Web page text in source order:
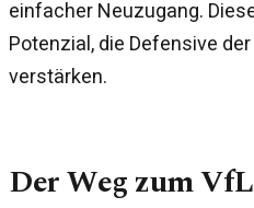
einfacher Neuzugang.
Potenzial, die Defensive
verstärken.
Der Weg zum VfL